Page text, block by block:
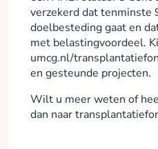
verzekerd dat tenminste
doelbesteding gaat en
met belastingvoordeel.
umcg.nl/
en gesteunde projecten.
Wilt u meer weten of
dan naar